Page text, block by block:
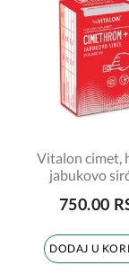
Vitalon cimet,
jabukovo
750.00
DODAJ U